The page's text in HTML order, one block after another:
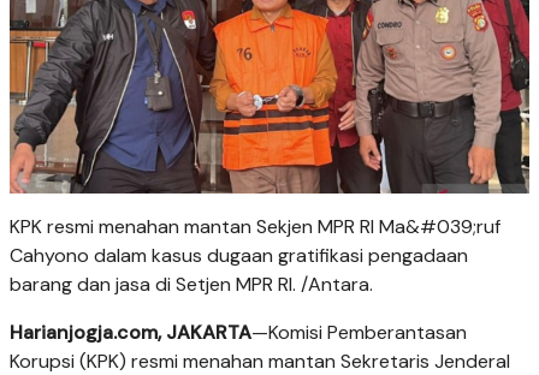
KPK resmi menahan mantan Sekjen MPR RI Ma&#039;ruf
Cahyono dalam kasus dugaan gratifikasi pengadaan
barang dan jasa di Setjen MPR RI. /Antara.
Harianjogja.com, JAKARTA—Komisi Pemberantasan
Korupsi (KPK) resmi menahan mantan Sekretaris Jenderal